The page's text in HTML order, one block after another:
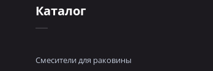
Каталог
Смесители для раковины